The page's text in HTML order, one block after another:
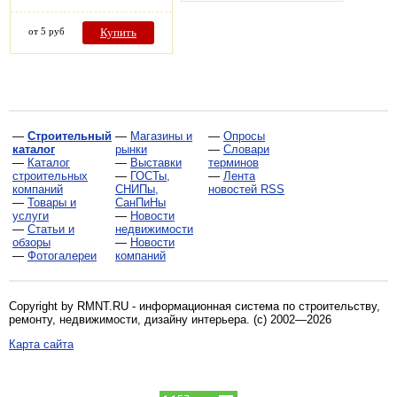
от 5 руб Купить
— Строительный
каталог
— Каталог
строительных
компаний
— Товары и
услуги
— Статьи и
обзоры
— Фотогалереи
— Магазины и
рынки
— Выставки
— ГОСТы,
СНИПы,
СанПиНы
— Новости
недвижимости
— Новости
компаний
— Опросы
— Словари
терминов
— Лента
новостей RSS
Copyright by RMNT.RU - информационная система по строительству,
ремонту, недвижимости, дизайну интерьера. (c) 2002—2026
Карта сайта